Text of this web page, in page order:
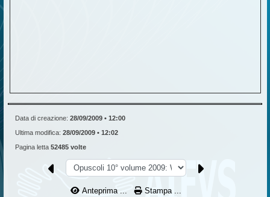
Data di creazione: 28/09/2009 • 12:00
Ultima modifica: 28/09/2009 • 12:02
Pagina letta 52485 volte
Anteprima ... Stampa ...